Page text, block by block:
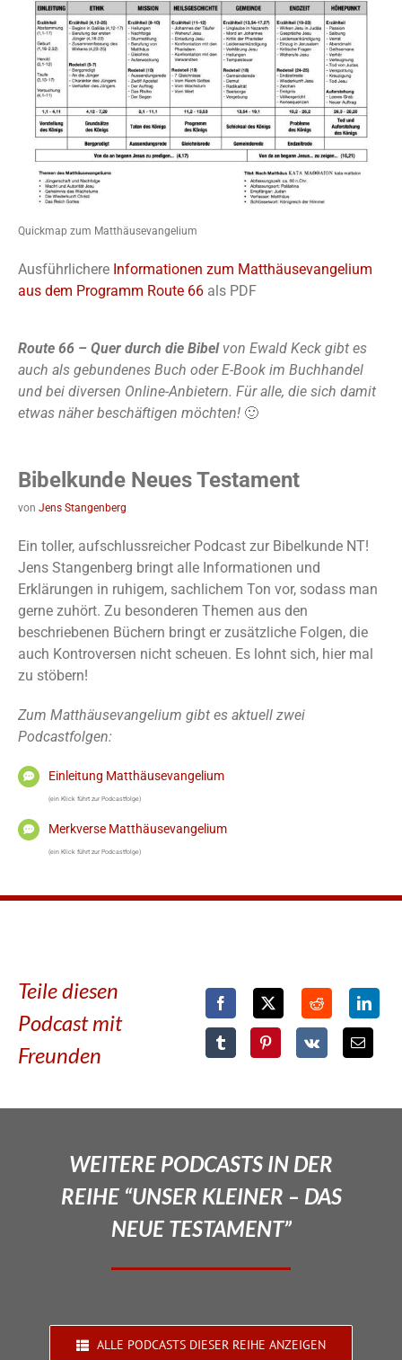
Quickmap zum Matthäusevangelium
Ausführlichere Informationen zum Matthäusevangelium
aus dem Programm Route 66 als PDF
Route 66 – Quer durch die Bibel von Ewald Keck gibt es
auch als gebundenes Buch oder E-Book im Buchhandel
und bei diversen Online-Anbietern. Für alle, die sich damit
etwas näher beschäftigen möchten! 🙂
Bibelkunde Neues Testament
von Jens Stangenberg
Ein toller, aufschlussreicher Podcast zur Bibelkunde NT!
Jens Stangenberg bringt alle Informationen und
Erklärungen in ruhigem, sachlichem Ton vor, sodass man
gerne zuhört. Zu besonderen Themen aus den
beschriebenen Büchern bringt er zusätzliche Folgen, die
auch Kontroversen nicht scheuen. Es lohnt sich, hier mal
zu stöbern!
Zum Matthäusevangelium gibt es aktuell zwei
Podcastfolgen:
Einleitung Matthäusevangelium
(ein Klick führt zur Podcastfolge)
Merkverse Matthäusevangelium
(ein Klick führt zur Podcastfolge)
Teile diesen
Podcast mit
Freunden
WEITERE PODCASTS IN DER
REIHE “UNSER KLEINER – DAS
NEUE TESTAMENT”
ALLE PODCASTS DIESER REIHE ANZEIGEN